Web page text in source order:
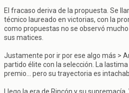
El fracaso deriva de la propuesta. Se
técnico laureado en victorias, con la
como propuestas no se observó
sus matices.
Justamente por ir por ese algo más >
partido élite con la selección. La
premio... pero su trayectoria es